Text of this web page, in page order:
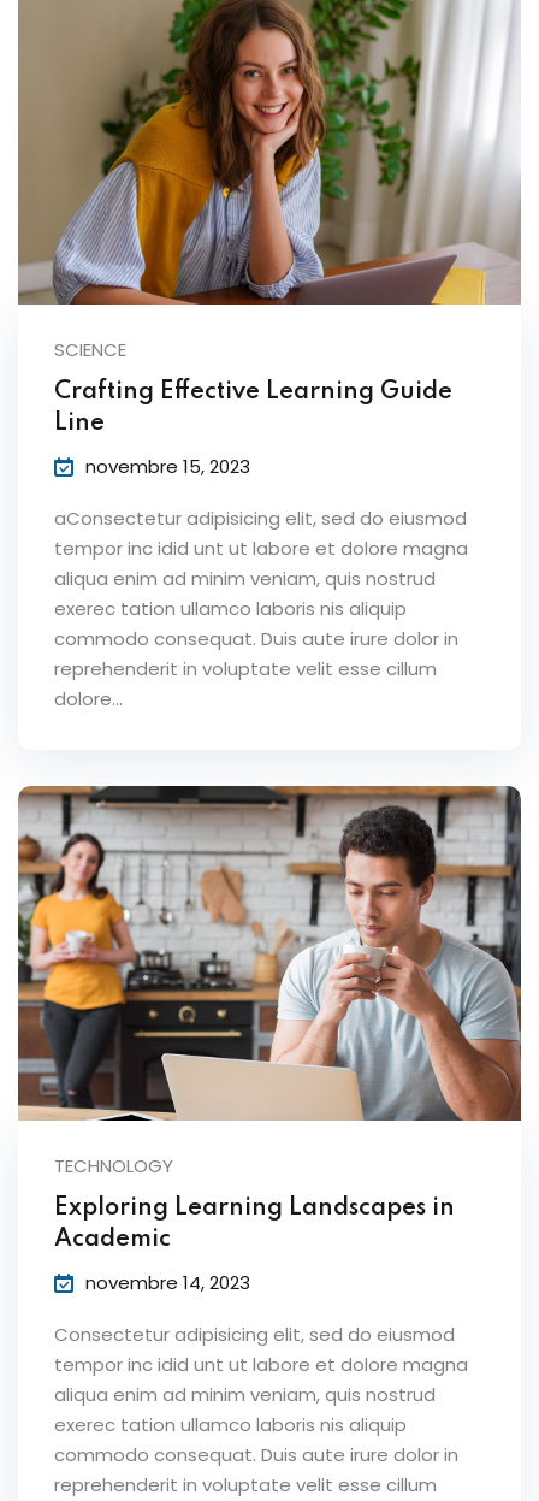
SCIENCE
Crafting Effective Learning Guide
Line
novembre 15, 2023
aConsectetur adipisicing elit, sed do eiusmod
tempor inc idid unt ut labore et dolore magna
aliqua enim ad minim veniam, quis nostrud
exerec tation ullamco laboris nis aliquip
commodo consequat. Duis aute irure dolor in
reprehenderit in voluptate velit esse cillum
dolore...
TECHNOLOGY
Exploring Learning Landscapes in
Academic
novembre 14, 2023
Consectetur adipisicing elit, sed do eiusmod
tempor inc idid unt ut labore et dolore magna
aliqua enim ad minim veniam, quis nostrud
exerec tation ullamco laboris nis aliquip
commodo consequat. Duis aute irure dolor in
reprehenderit in voluptate velit esse cillum